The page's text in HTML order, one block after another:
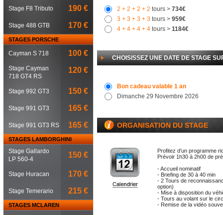
Stage F8 Tributo 190 €
Stage 488 GTB 170 €
STAGES PORSCHE
Cayman S 718 100 €
Stage Cayman
718 GT4 RS
120 €
Stage 992 GT3 150 €
Stage 991 GT3 165 €
Stage 991 GT3 RS 165 €
STAGES LAMBORGHINI
Stage Gallardo
LP 560-4
150 €
Stage Huracan 170 €
Stage Temerario 215 €
STAGES MCLAREN
2 + 2 + 2 + 2 tours > 734€
3 + 3 + 3 + 3 tours > 959€
4 + 4 + 4 + 4 tours > 1184€
CHOISISSEZ UNE DATE DE STAGE
Bon cadeau valable 1 an
Dimanche 29 Novembre 2026
ORGANISATION DU STAGE
Profitez d’un programme
Prévoir 1h30 à 2h00 de
- Accueil nominatif
- Briefing de 30 à 40 min
- 2 Tours de
option)
- Mise à disposition du
- Tours au volant sur le
- Remise de la vidéo